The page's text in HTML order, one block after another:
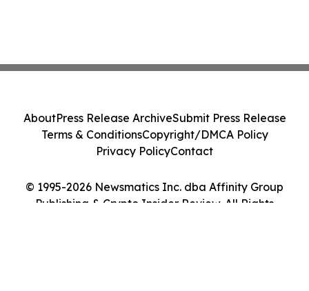
© 1995-2026 Newsmatics Inc. dba Affinity Group
Publishing & Crypto Insider Review. All Rights
AboutPress Release ArchiveSubmit Press Release
Terms & ConditionsCopyright/DMCA Policy
Privacy PolicyContact